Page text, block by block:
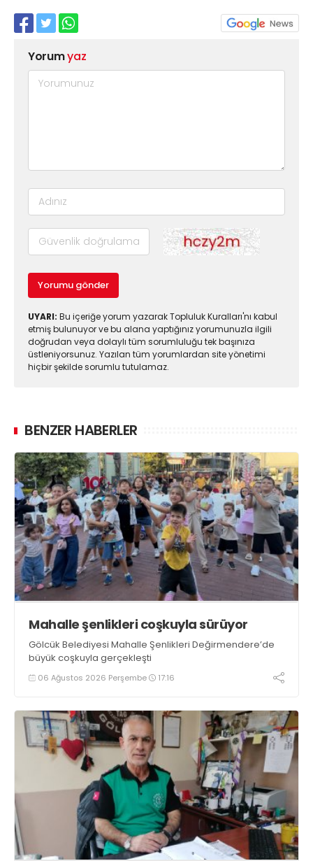
Yorumyaz
Yorumu gönder
UYARI: Bu içeriğe yorum yazarak Topluluk Kuralları'nı kabul
etmiş bulunuyor ve bu alana yaptığınız yorumunuzla ilgili
doğrudan veya dolaylı tüm sorumluluğu tek başınıza
üstleniyorsunuz. Yazılan tüm yorumlardan site yönetimi
hiçbir şekilde sorumlu tutulamaz.
BENZER HABERLER
Mahalle şenlikleri coşkuyla sürüyor
Gölcük Belediyesi Mahalle Şenlikleri Değirmendere’de
büyük coşkuyla gerçekleşti
06 Ağustos 2026 Perşembe 17:16